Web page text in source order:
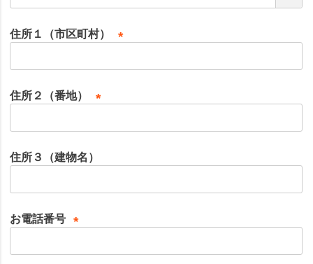
必
)
住所１（市区町村）
必
)
住所２（番地）
必
)
住所３（建物名）
お電話番号
必